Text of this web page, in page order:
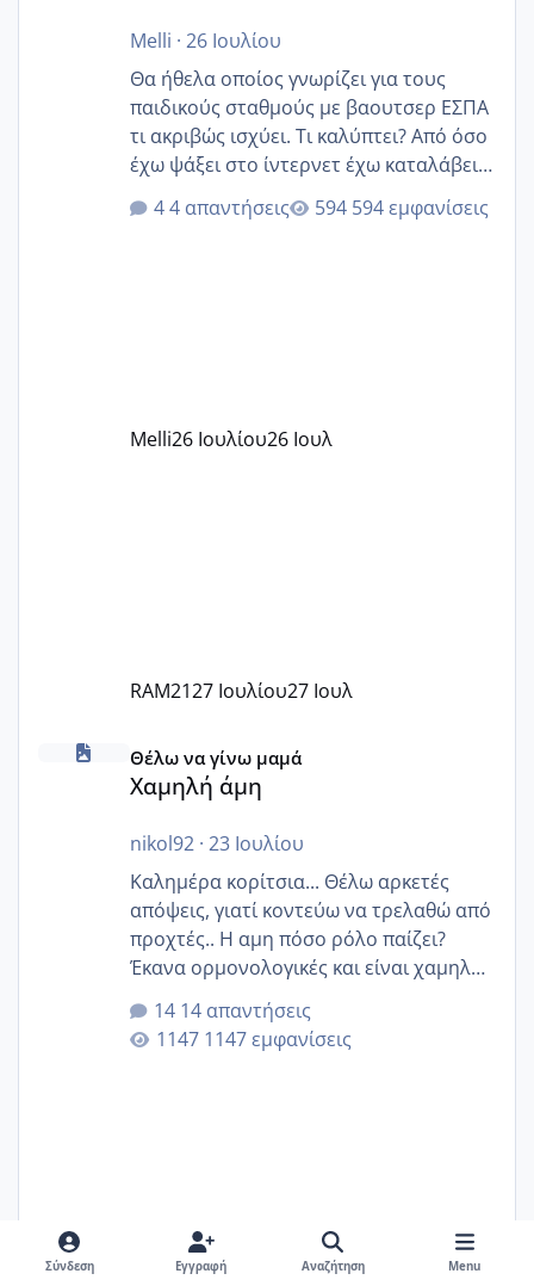
Melli · 26 Ιουλίου
Θα ήθελα οποίος γνωρίζει για τους
παιδικούς σταθμούς με βαουτσερ ΕΣΠΑ
τι ακριβώς ισχύει. Τι καλύπτει? Από όσο
έχω ψάξει στο ίντερνετ έχω καταλάβει
ότι το βαουτσερ καλύπτει όλα τα
δίδακτρα και τα τροφεια του ιδιωτικού
Εγώ πήγα σε έναν ιδιωτικό παιδικό στ
4 απαντήσεις 594 εμφανίσεις
Melli26 Ιουλίου26 Ιουλ
RAM2127 Ιουλίου27 Ιουλ
Χαμηλή άμη
Θέλω να γίνω μαμά
Χαμηλή άμη
nikol92· 23 Ιουλίου
Καλημέρα κορίτσια... Θέλω αρκετές
απόψεις, γιατί κοντεύω να τρελαθώ από
προχτές.. Η αμη πόσο ρόλο παίζει?
Έκανα ορμονολογικές και είναι χαμηλή
για την ηλικία μου.. Είχα ήδη μια
εγκυμοσύνη, που έπρεπε να τερματιστεί
στην 27η εβδομάδα και προσπαθώ 7
14 απαντήσεις
1147 εμφανίσεις
Σύνδεση Εγγραφή Αναζήτηση Menu